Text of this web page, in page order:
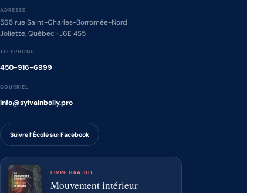
ADRESSE
565 rue Saint-Charles-Borromée-Nord
Joliette, Québec · J6E 4S5
TÉLÉPHONE
450-916-6999
COURRIEL
info@sylvainboily.pro
Suivre l’École sur Facebook
LIVRE GRATUIT
Mouvement intérieur